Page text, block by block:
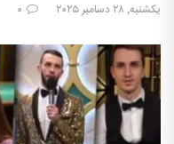
یکشنبه, ۲۸ دسامبر ۲۰۲۵ ۰